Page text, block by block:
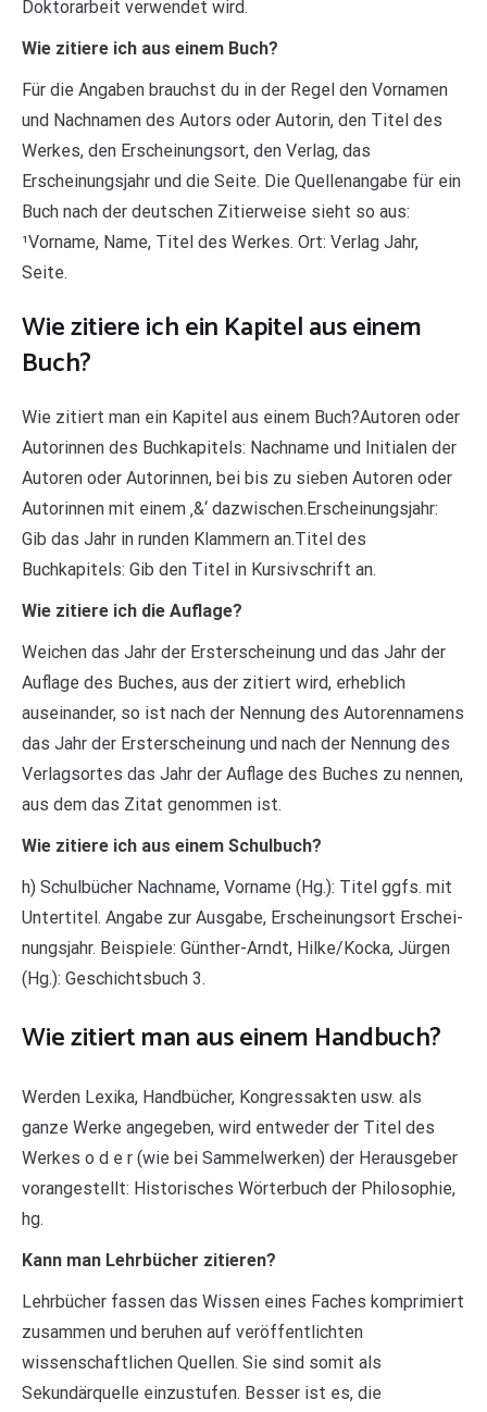
Doktorarbeit verwendet wird.
Wie zitiere ich aus einem Buch?
Für die Angaben brauchst du in der Regel den Vornamen
und Nachnamen des Autors oder Autorin, den Titel des
Werkes, den Erscheinungsort, den Verlag, das
Erscheinungsjahr und die Seite. Die Quellenangabe für ein
Buch nach der deutschen Zitierweise sieht so aus:
¹Vorname, Name, Titel des Werkes. Ort: Verlag Jahr,
Seite.
Wie zitiere ich ein Kapitel aus einem
Buch?
Wie zitiert man ein Kapitel aus einem Buch?Autoren oder
Autorinnen des Buchkapitels: Nachname und Initialen der
Autoren oder Autorinnen, bei bis zu sieben Autoren oder
Autorinnen mit einem ‚&‘ dazwischen.Erscheinungsjahr:
Gib das Jahr in runden Klammern an.Titel des
Buchkapitels: Gib den Titel in Kursivschrift an.
Wie zitiere ich die Auflage?
Weichen das Jahr der Ersterscheinung und das Jahr der
Auflage des Buches, aus der zitiert wird, erheblich
auseinander, so ist nach der Nennung des Autorennamens
das Jahr der Ersterscheinung und nach der Nennung des
Verlagsortes das Jahr der Auflage des Buches zu nennen,
aus dem das Zitat genommen ist.
Wie zitiere ich aus einem Schulbuch?
h) Schulbücher Nachname, Vorname (Hg.): Titel ggfs. mit
Untertitel. Angabe zur Ausgabe, Erscheinungsort Erschei-
nungsjahr. Beispiele: Günther-Arndt, Hilke/Kocka, Jürgen
(Hg.): Geschichtsbuch 3.
Wie zitiert man aus einem Handbuch?
Werden Lexika, Handbücher, Kongressakten usw. als
ganze Werke angegeben, wird entweder der Titel des
Werkes o d e r (wie bei Sammelwerken) der Herausgeber
vorangestellt: Historisches Wörterbuch der Philosophie,
hg.
Kann man Lehrbücher zitieren?
Lehrbücher fassen das Wissen eines Faches komprimiert
zusammen und beruhen auf veröffentlichten
wissenschaftlichen Quellen. Sie sind somit als
Sekundärquelle einzustufen. Besser ist es, die